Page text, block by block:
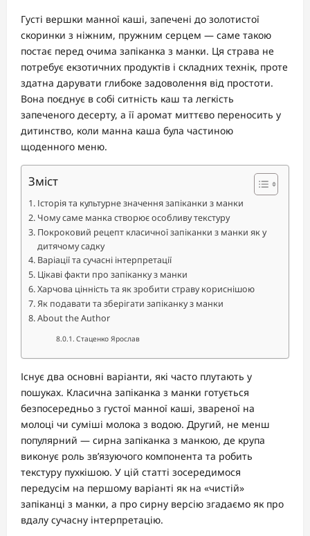
Густі вершки манної каші, запечені до золотистої
скоринки з ніжним, пружним серцем — саме такою
постає перед очима запіканка з манки. Ця страва не
потребує екзотичних продуктів і складних технік, проте
здатна дарувати глибоке задоволення від простоти.
Вона поєднує в собі ситність каш та легкість
запеченого десерту, а її аромат миттєво переносить у
дитинство, коли манна каша була частиною
щоденного меню.
Зміст
Історія та культурне значення запіканки з манки
Чому саме манка створює особливу текстуру
Покроковий рецепт класичної запіканки з манки як у
дитячому садку
Варіації та сучасні інтерпретації
Цікаві факти про запіканку з манки
Харчова цінність та як зробити страву кориснішою
Як подавати та зберігати запіканку з манки
About the Author
Стаценко Ярослав
Існує два основні варіанти, які часто плутають у
пошуках. Класична запіканка з манки готується
безпосередньо з густої манної каші, звареної на
молоці чи суміші молока з водою. Другий, не менш
популярний — сирна запіканка з манкою, де крупа
виконує роль зв’язуючого компонента та робить
текстуру пухкішою. У цій статті зосередимося
передусім на першому варіанті як на «чистій»
запіканці з манки, а про сирну версію згадаємо як про
вдалу сучасну інтерпретацію.